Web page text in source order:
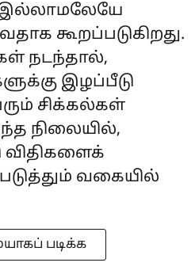
கூறப்படுகிறது.
நடந்தால்,
இழப்பீடு
சிக்கல்கள்
நிலையில்,
விதிகளைக்
வகையில்
படிக்க